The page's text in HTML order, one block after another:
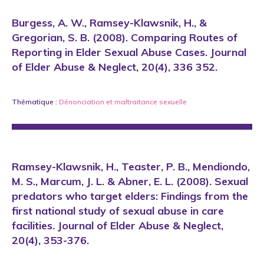
Burgess, A. W., Ramsey-Klawsnik, H., &
Gregorian, S. B. (2008). Comparing Routes of
Reporting in Elder Sexual Abuse Cases. Journal
of Elder Abuse & Neglect, 20(4), 336 352.
Thématique : Dénonciation et maltraitance sexuelle
Ramsey-Klawsnik, H., Teaster, P. B., Mendiondo,
M. S., Marcum, J. L. & Abner, E. L. (2008). Sexual
predators who target elders: Findings from the
first national study of sexual abuse in care
facilities. Journal of Elder Abuse & Neglect,
20(4), 353-376.